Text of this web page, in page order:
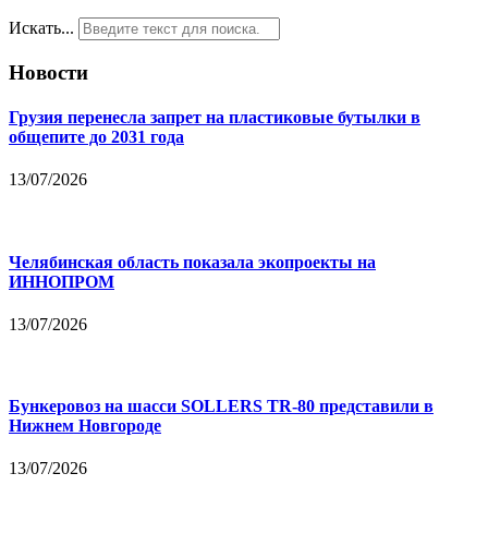
Искать...
Новости
Грузия перенесла запрет на пластиковые бутылки в
общепите до 2031 года
13/07/2026
Челябинская область показала экопроекты на
ИННОПРОМ
13/07/2026
Бункеровоз на шасси SOLLERS TR-80 представили в
Нижнем Новгороде
13/07/2026